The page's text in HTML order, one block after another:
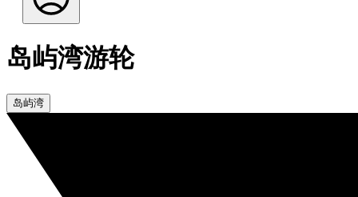
岛屿湾游轮
岛屿湾